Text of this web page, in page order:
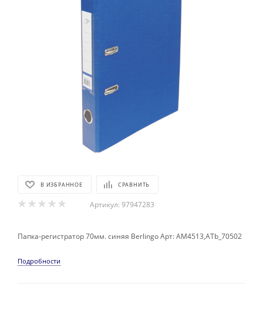
В ИЗБРАННОЕ СРАВНИТЬ
Артикул: 97947283
Папка-регистратор 70мм. синяя Berlingo Арт: AM4513,ATb_70502
Подробности